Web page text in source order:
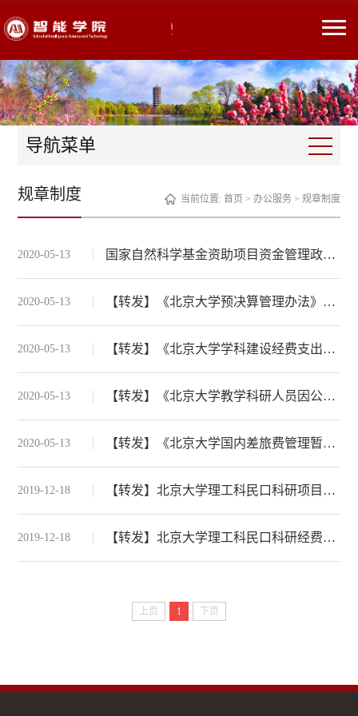
导航菜单
当前位置: 首页 > 办公服务> 规章制度
规章制度
2020-05-13 国家自然科学基金资助项目资金管理政策汇编手册（2020年5月更新）
2020-05-13 【转发】《北京大学预决算管理办法》（校发[2019]249号）
2020-05-13 【转发】《北京大学学科建设经费支出范围暂行规定》（校发[2019]248号）
2020-05-13 【转发】《北京大学教学科研人员因公临时出国经费管理暂行办法》（校发[2019]253号）
2020-05-13 【转发】《北京大学国内差旅费管理暂行办法》（校发[2019]252号）
2019-12-18 【转发】北京大学理工科民口科研项目管理办法
2019-12-18 【转发】北京大学理工科民口科研经费管理办法
上页 1 下页